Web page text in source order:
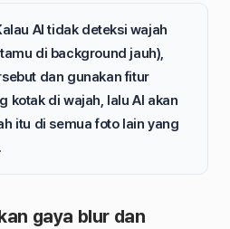
AI tidak deteksi wajah
di background jauh),
dan gunakan fitur
kotak di wajah, lalu AI akan
itu di semua foto lain yang
gaya blur dan